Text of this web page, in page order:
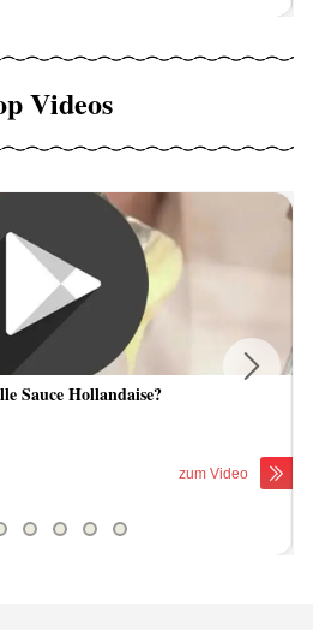
Videos
Sauce Hollandaise?
zum Video